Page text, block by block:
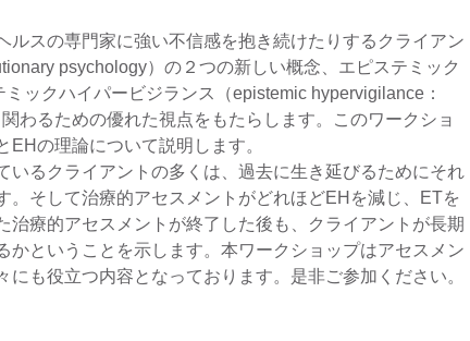
ルスの専門家に強い不信感を抱き続けたりするクライアン
psychology）の２つの新しい概念、エピステミック
ックハイパービジランス（epistemic hypervigilance：
わるための優れた視点をもたらします。このワークショ
の理論について説明します。
いるクライアントの多くは、過去に生き延びるためにそれ
。そして治療的アセスメントがどれほどEHを減じ、ETを
療的アセスメントが終了した後も、クライアントが長期
かということを示します。本ワークショップはアセスメン
にも役立つ内容となっております。是非ご参加ください。